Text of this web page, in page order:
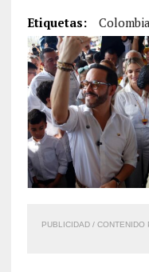
Etiquetas: Colombia
PUBLICIDAD / CONTENIDO